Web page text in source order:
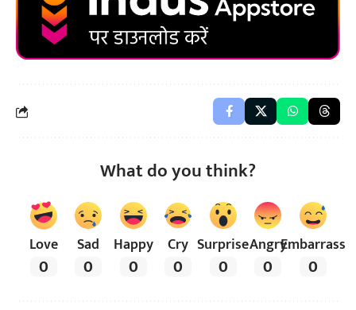
What do you think?
Love
0
Sad
0
Happy
0
Cry
0
Surprise
0
Angry
0
Embarrass
0